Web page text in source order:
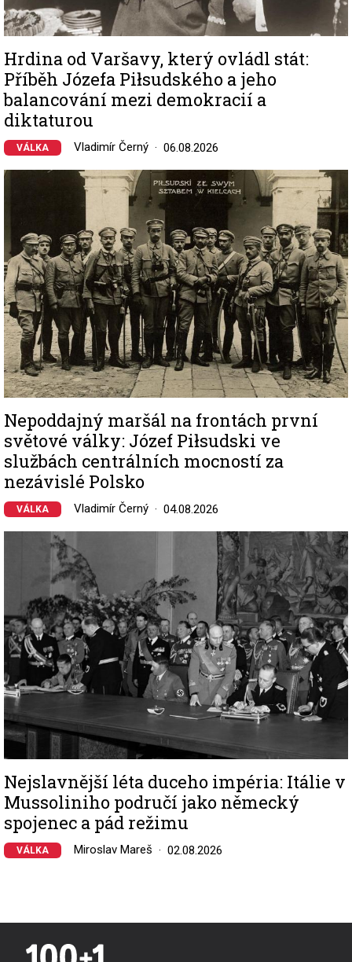
Hrdina od Varšavy, který ovládl stát:
Příběh Józefa Piłsudského a jeho
balancování mezi demokracií a
diktaturou
VÁLKA Vladimír Černý 06.08.2026
Image
Nepoddajný maršál na frontách první
světové války: Józef Piłsudski ve
službách centrálních mocností za
nezávislé Polsko
VÁLKA Vladimír Černý 04.08.2026
Nejslavnější léta duceho impéria: Itálie v
Mussoliniho područí jako německý
spojenec a pád režimu
VÁLKA Miroslav Mareš 02.08.2026